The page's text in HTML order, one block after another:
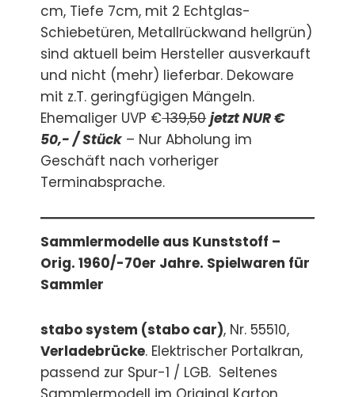
cm, Tiefe 7cm, mit 2 Echtglas-
Schiebetüren, Metallrückwand hellgrün)
sind aktuell beim Hersteller ausverkauft
und nicht (mehr) lieferbar. Dekoware
mit z.T. geringfügigen Mängeln.
Ehemaliger UVP €139,50 jetzt NUR €
50,- / Stück – Nur Abholung im
Geschäft nach vorheriger
Terminabsprache.
Sammlermodelle aus Kunststoff –
Orig. 1960/-70er Jahre. Spielwaren für
Sammler
stabo system (stabo car), Nr. 55510,
Verladebrücke. Elektrischer Portalkran,
passend zur Spur-1 / LGB. Seltenes